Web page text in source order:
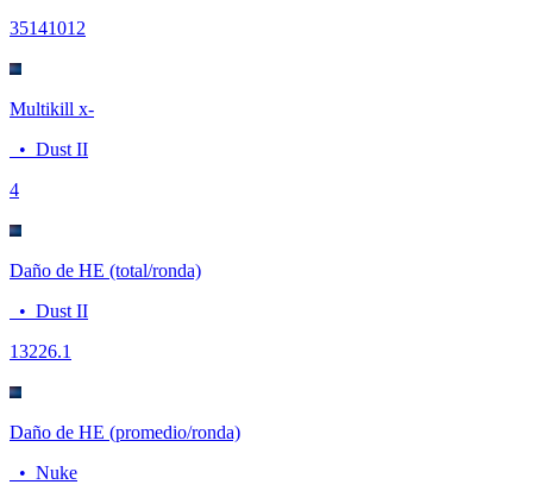
35141012
Multikill x-
• Dust II
4
Daño de HE (total/ronda)
• Dust II
13226.1
Daño de HE (promedio/ronda)
• Nuke